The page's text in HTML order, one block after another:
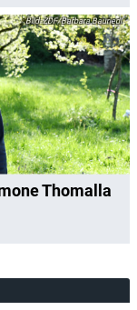
ZDF/Barbara Bauriedl
Thomalla